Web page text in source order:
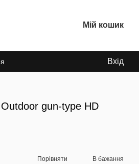
Мій кошик
Вхід
gun-type HD
Порівняти В бажання